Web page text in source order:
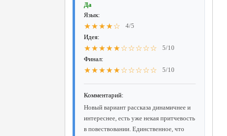
Да
Язык:
★★★★☆
4/5
Идея:
★★★★★☆☆☆☆☆
5/10
Финал:
★★★★★☆☆☆☆☆ 5/10
Комментарий:
Новый вариант рассказа динамичнее и
интереснее, есть уже некая притчевость
в повествовании. Единственное, что